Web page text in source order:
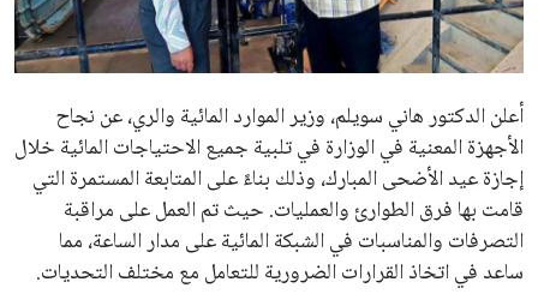
علوم وتكنولوجيا
المرأة والجمال
حوادث
محافظات
أعلن الدكتور هاني سويلم، وزير الموارد المائية والري، عن نجاح
الأجهزة المعنية في الوزارة في تلبية جميع الاحتياجات المائية خلال
إجازة عيد الأضحى المبارك، وذلك بناءً على المتابعة المستمرة التي
قامت بها فرق الطوارئ والعمليات. حيث تم العمل على مراقبة
التصرفات والمناسبات في الشبكة المائية على مدار الساعة، مما
ساعد في اتخاذ القرارات الضرورية للتعامل مع مختلف التحديات.